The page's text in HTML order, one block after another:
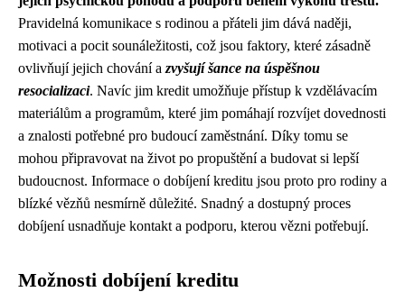
Pravidelná komunikace s rodinou a přáteli jim dává naději,
motivaci a pocit sounáležitosti, což jsou faktory, které zásadně
ovlivňují jejich chování a zvyšují šance na úspěšnou
resocializaci. Navíc jim kredit umožňuje přístup k vzdělávacím
materiálům a programům, které jim pomáhají rozvíjet dovednosti
a znalosti potřebné pro budoucí zaměstnání. Díky tomu se
mohou připravovat na život po propuštění a budovat si lepší
budoucnost. Informace o dobíjení kreditu jsou proto pro rodiny a
blízké vězňů nesmírně důležité. Snadný a dostupný proces
dobíjení usnadňuje kontakt a podporu, kterou vězni potřebují.
Možnosti dobíjení kreditu